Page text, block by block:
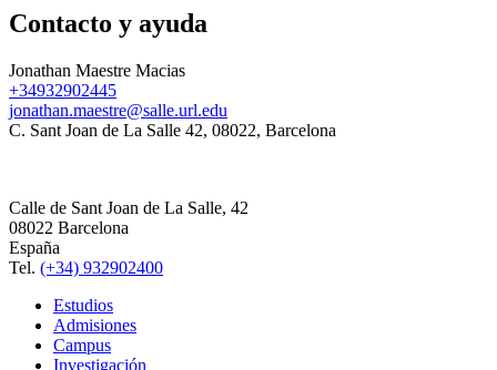
Contacto y ayuda
Jonathan Maestre Macias
+34932902445
jonathan.maestre@salle.url.edu
C. Sant Joan de La Salle 42, 08022, Barcelona
Calle de Sant Joan de La Salle, 42
08022 Barcelona
España
Tel. (+34) 932902400
Estudios
Admisiones
Campus
Investigación